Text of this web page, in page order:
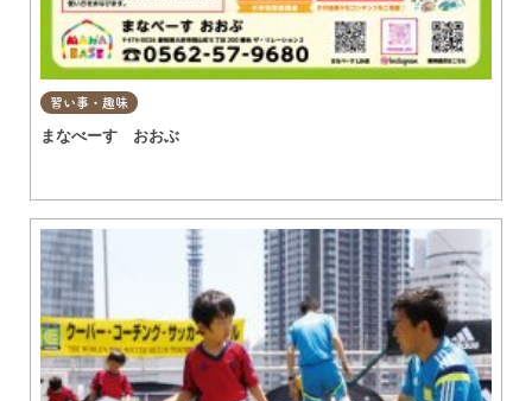
習い事・趣味
まなべーす おおぶ